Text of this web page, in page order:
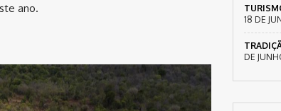
ano.
18 DE
DE